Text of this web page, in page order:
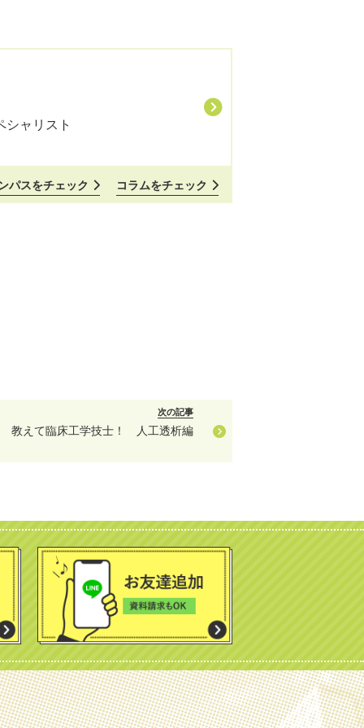
ャリスト
パスをチェック コラムをチェック
次の記事
教えて臨床工学技士！ 人工透析編